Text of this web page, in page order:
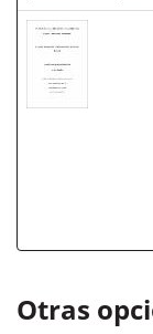
Otras